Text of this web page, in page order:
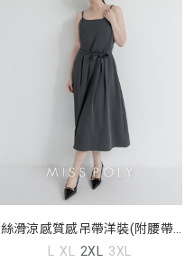
絲滑涼感質感吊帶洋裝(附腰帶)
MISS
L XL 2XL 3XL